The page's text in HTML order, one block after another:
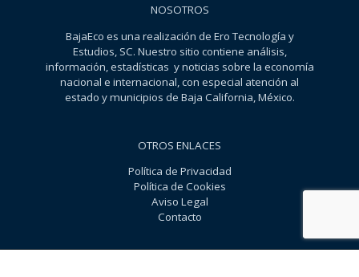
NOSOTROS
BajaEco es una realización de Ero Tecnología y
Estudios, SC. Nuestro sitio contiene análisis,
información, estadísticas y noticias sobre la economía
nacional e internacional, con especial atención al
estado y municipios de Baja California, México.
OTROS ENLACES
Política de Privacidad
Política de Cookies
Aviso Legal
Contacto